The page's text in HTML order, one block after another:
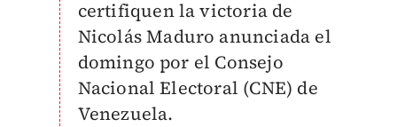
certifiquen la victoria de
Nicolás Maduro anunciada el
domingo por el Consejo
Nacional Electoral (CNE) de
Venezuela.